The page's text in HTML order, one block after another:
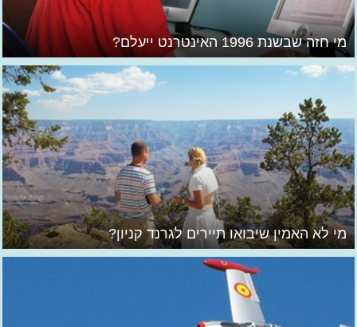
מי חזה שבשנת 1996 האינטרנט ייעלם?
מי לא האמין שיבואו תיירים לגרנד קניון?